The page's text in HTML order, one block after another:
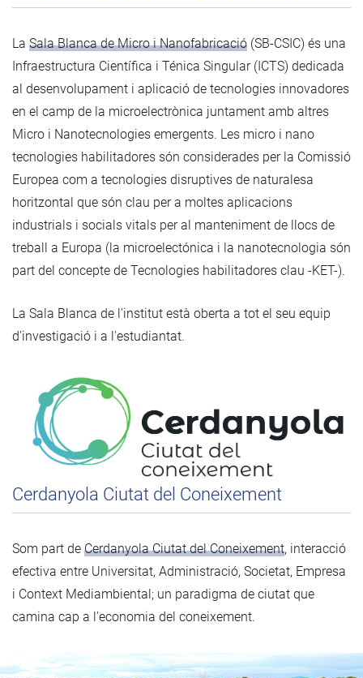
La Sala Blanca de Micro i Nanofabricació (SB-CSIC) és una
Infraestructura Científica i Ténica Singular (ICTS) dedicada
al desenvolupament i aplicació de tecnologies innovadores
en el camp de la microelectrònica juntament amb altres
Micro i Nanotecnologies emergents. Les micro i nano
tecnologies habilitadores són considerades per la Comissió
Europea com a tecnologies disruptives de naturalesa
horitzontal que són clau per a moltes aplicacions
industrials i socials vitals per al manteniment de llocs de
treball a Europa (la microelectónica i la nanotecnologia són
part del concepte de Tecnologies habilitadores clau -KET-).
La Sala Blanca de l'institut està oberta a tot el seu equip
d'investigació i a l'estudiantat.
Cerdanyola Ciutat del Coneixement
Som part de Cerdanyola Ciutat del Coneixement, interacció
efectiva entre Universitat, Administració, Societat, Empresa
i Context Mediambiental; un paradigma de ciutat que
camina cap a l’economia del coneixement.